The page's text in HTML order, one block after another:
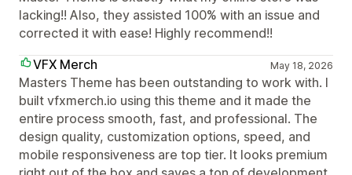
lacking!! Also, they assisted 100% with an issue and
corrected it with ease! Highly recommend!!
VFX Merch
May 18, 2026
Masters Theme has been outstanding to work with. I
built vfxmerch.io using this theme and it made the
entire process smooth, fast, and professional. The
design quality, customization options, speed, and
mobile responsiveness are top tier. It looks premium